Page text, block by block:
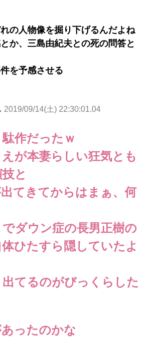
の人物像を掘り下げるんだよね
か、三島由紀夫との死の問答と
を予感させる
2019/09/14(土) 22:30:01.04
作だったｗ
が本妻らしい狂気とも
と
てきてからはまぁ、何
ダウン症の長男正樹の
ひたすら隠していたよ
てるのがびっくらした
ったのかな